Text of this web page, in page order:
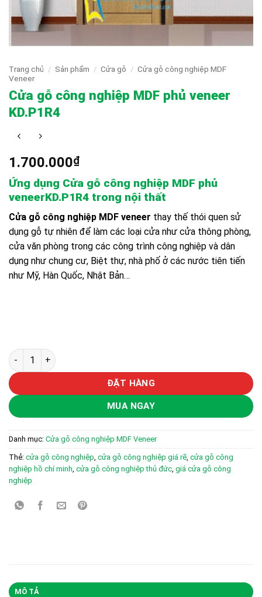
Trang chủ / Sản phẩm / Cửa gỗ / Cửa gỗ công nghiệp MDF
Veneer
Cửa gỗ công nghiệp MDF phủ veneer
KD.P1R4
1.700.000₫
Ứng dụng Cửa gỗ công nghiệp MDF phủ
veneerKD.P1R4 trong nội thất
Cửa gỗ công nghiệp MDF veneer thay thế thói quen sử
dụng gỗ tự nhiên để làm các loại cửa như cửa thông phòng,
cửa văn phòng trong các công trình công nghiệp và dân
dụng như chung cư, Biệt thự, nhà phố ở các nước tiên tiến
như Mỹ, Hàn Quốc, Nhật Bản…
Cửa gỗ công nghiệp MDF phủ veneer KD.P1R4 số lượng
ĐẶT HÀNG
MUA NGAY
Danh mục: Cửa gỗ công nghiệp MDF Veneer
Thẻ: cửa gỗ công nghiệp cửa gỗ công nghiệp giá rẽ cửa gỗ công
nghiệp hồ chí minh cửa gỗ công nghiệp thủ đức giá cửa gỗ công
nghiệp
MÔ TẢ